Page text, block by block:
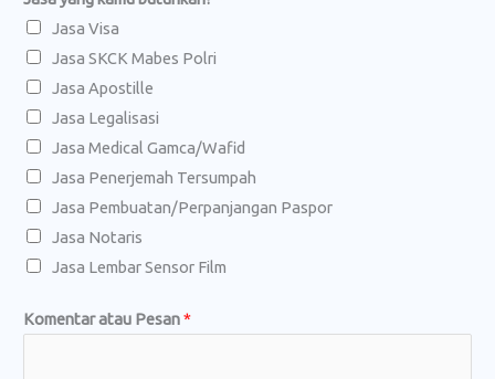
t
a
u
P
e
s
a
n
P
s
Jasa Visa
Jasa SKCK Mabes Polri
Jasa Apostille
Jasa Legalisasi
Jasa Medical Gamca/Wafid
Jasa Penerjemah Tersumpah
Jasa Pembuatan/Perpanjangan Paspor
Jasa Notaris
Jasa Lembar Sensor Film
Komentar atau Pesan*